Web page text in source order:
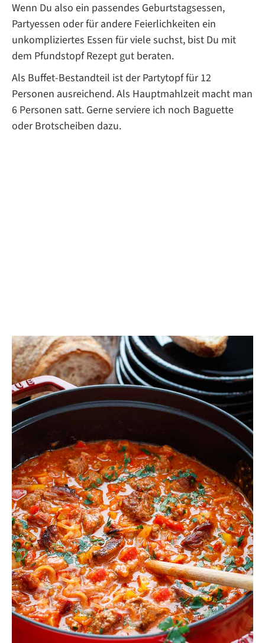
Wenn Du also ein passendes Geburtstagsessen,
Partyessen oder für andere Feierlichkeiten ein
unkompliziertes Essen für viele suchst, bist Du mit
dem Pfundstopf Rezept gut beraten.
Als Buffet-Bestandteil ist der Partytopf für 12
Personen ausreichend. Als Hauptmahlzeit macht man
6 Personen satt. Gerne serviere ich noch Baguette
oder Brotscheiben dazu.